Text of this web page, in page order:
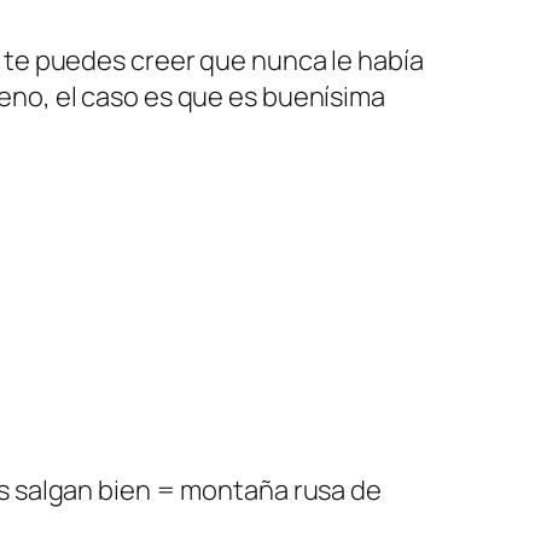
puedes creer que nunca le había
el caso es que es buenísima
salgan bien = montaña rusa de